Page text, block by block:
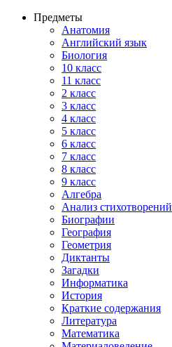
Предметы
Анатомия
Английский язык
Биология
10 класс
11 класс
2 класс
3 класс
4 класс
5 класс
6 класс
7 класс
8 класс
9 класс
Алгебра
Анализ стихотворений
Биографии
География
Геометрия
Диктанты
Загадки
Информатика
История
Краткие содержания
Литература
Математика